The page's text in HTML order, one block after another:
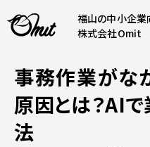
福山の中小企業
株式会社Omit
SERVICE
事業内容
AI導入支援
事務作業がな
原因とは？AI
法